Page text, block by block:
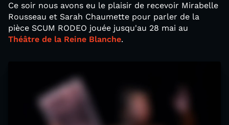
Ce soir nous avons eu le plaisir de recevoir Mirabelle
Rousseau et Sarah Chaumette pour parler de la
pièce SCUM RODEO jouée jusqu'au 28 mai au
Théâtre de la Reine Blanche.